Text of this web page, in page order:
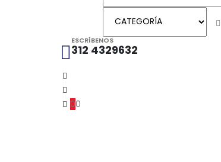
ESCRÍBENOS
312 4329632
00